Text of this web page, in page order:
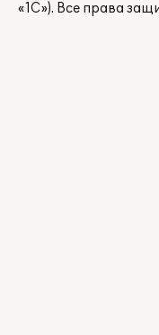
«1С»). Все права